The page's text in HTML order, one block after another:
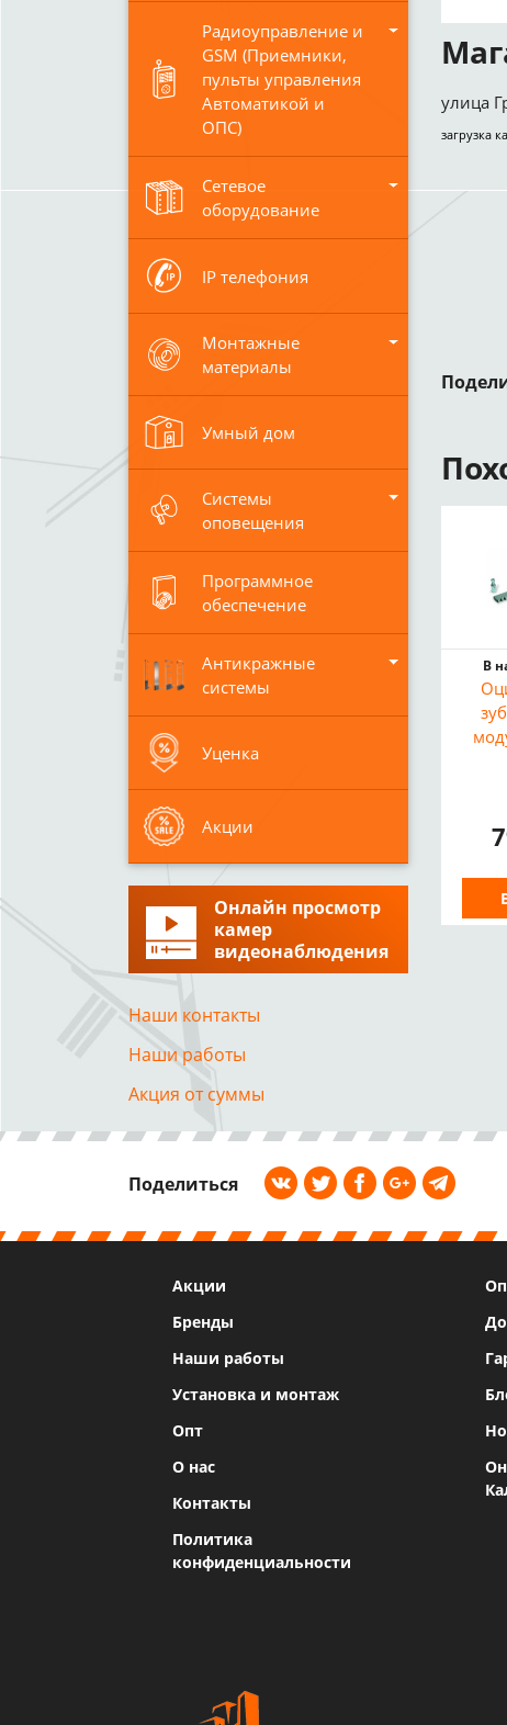
Радиоуправление и
GSM (Приемники,
пульты управления
Автоматикой и
ОПС)
Сетевое
оборудование
IP телефония
Монтажные
материалы
Умный дом
Системы
оповещения
Программное
обеспечение
Антикражные
системы
Уценка
Акции
Онлайн просмотр
камер
видеонаблюдения
Наши контакты
Наши работы
Акция от суммы
улица
загрузка
В
Поделиться
Акции
Бренды
Наши работы
Установка и монтаж
Опт
О нас
Контакты
Политика
конфиденциальности